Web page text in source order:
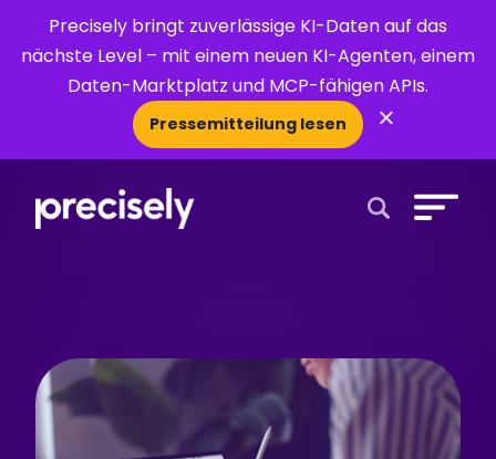
Precisely bringt zuverlässige KI-Daten auf das
nächste Level – mit einem neuen KI-Agenten, einem
Daten-Marktplatz und MCP-fähigen APIs.
Pressemitteilung lesen ×